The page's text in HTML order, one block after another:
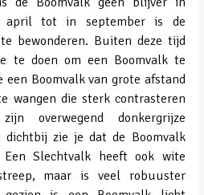
april tot in september is de
bewonderen. Buiten deze tijd
te doen om een Boomvalk te
een Boomvalk van grote afstand
wangen die sterk contrasteren
overwegend donkergrijze
dichtbij zie je dat de Boomvalk
Slechtvalk heeft ook wite
maar is veel robuuster